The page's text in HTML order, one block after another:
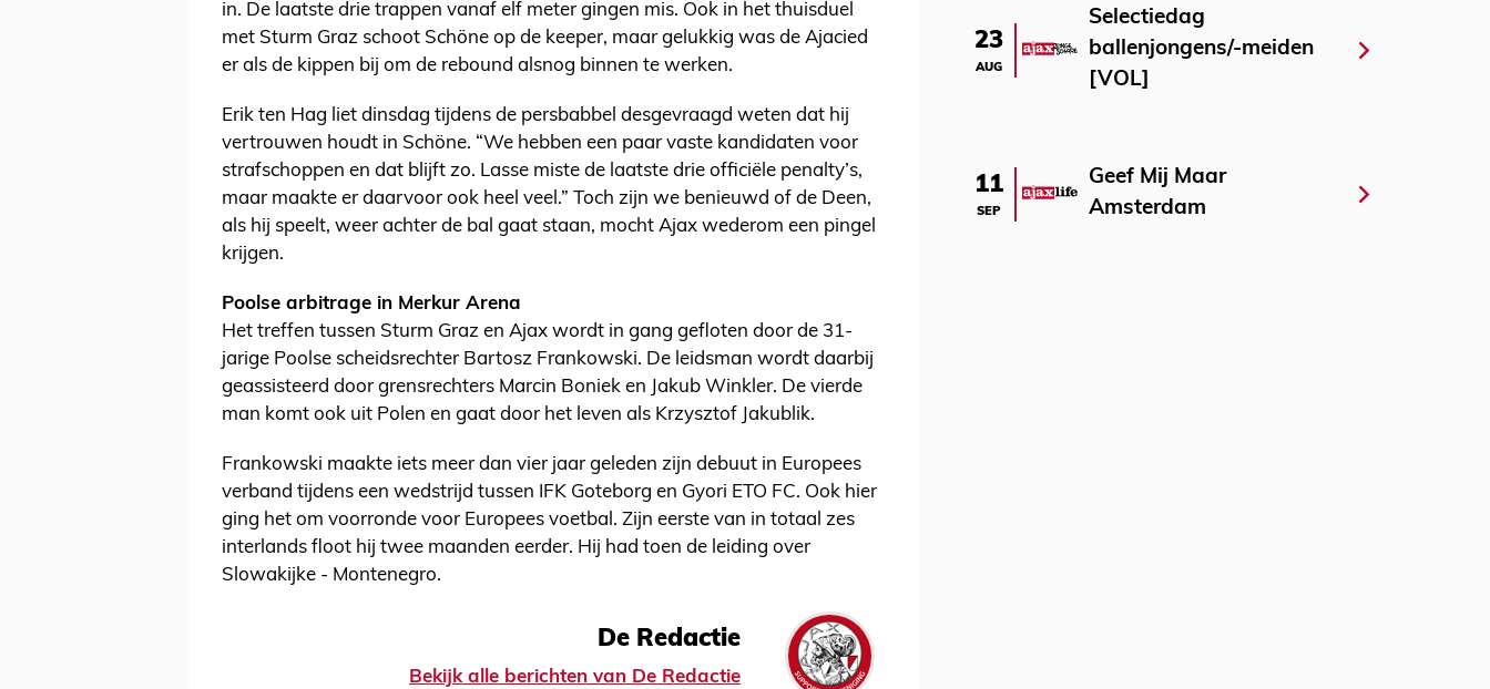
in. De laatste drie trappen vanaf elf meter gingen mis. Ook in het thuisduel
met Sturm Graz schoot Schöne op de keeper, maar gelukkig was de Ajacied
er als de kippen bij om de rebound alsnog binnen te werken.
Erik ten Hag liet dinsdag tijdens de persbabbel desgevraagd weten dat hij
vertrouwen houdt in Schöne. “We hebben een paar vaste kandidaten voor
strafschoppen en dat blijft zo. Lasse miste de laatste drie officiële penalty’s,
maar maakte er daarvoor ook heel veel.” Toch zijn we benieuwd of de Deen,
als hij speelt, weer achter de bal gaat staan, mocht Ajax wederom een pingel
krijgen.
Poolse arbitrage in Merkur Arena
Het treffen tussen Sturm Graz en Ajax wordt in gang gefloten door de 31-
jarige Poolse scheidsrechter Bartosz Frankowski. De leidsman wordt daarbij
geassisteerd door grensrechters Marcin Boniek en Jakub Winkler. De vierde
man komt ook uit Polen en gaat door het leven als Krzysztof Jakublik.
Frankowski maakte iets meer dan vier jaar geleden zijn debuut in Europees
verband tijdens een wedstrijd tussen IFK Goteborg en Gyori ETO FC. Ook hier
ging het om voorronde voor Europees voetbal. Zijn eerste van in totaal zes
interlands floot hij twee maanden eerder. Hij had toen de leiding over
Slowakijke - Montenegro.
De Redactie
Bekijk alle berichten van De Redactie
23
AUG
Selectiedag
ballenjongens/-meiden
[VOL]
11
SEP
Geef Mij Maar
Amsterdam